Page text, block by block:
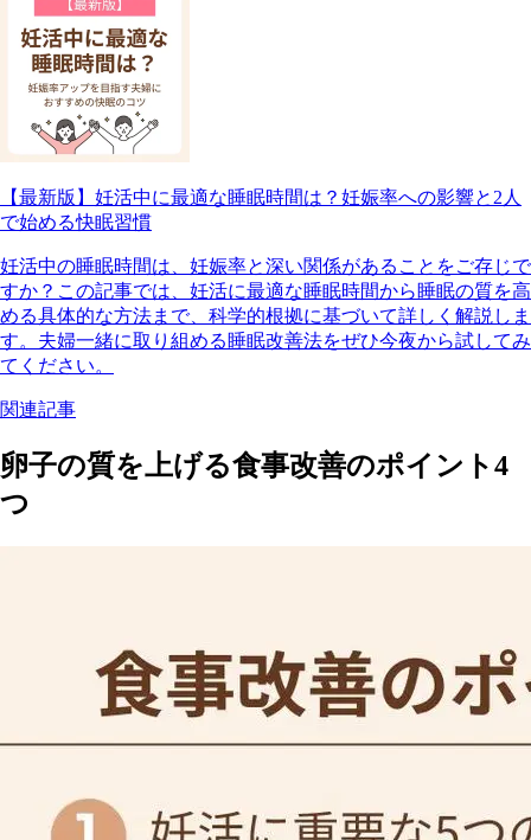
【最新版】妊活中に最適な睡眠時間は？妊娠率への影響と2人
で始める快眠習慣
妊活中の睡眠時間は、妊娠率と深い関係があることをご存じで
すか？この記事では、妊活に最適な睡眠時間から睡眠の質を高
める具体的な方法まで、科学的根拠に基づいて詳しく解説しま
す。夫婦一緒に取り組める睡眠改善法をぜひ今夜から試してみ
てください。
関連記事
卵子の質を上げる食事改善のポイント4
つ